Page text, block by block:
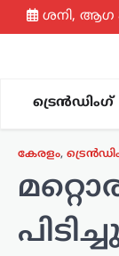
Skip
to
ശനി, ആഗ
ട്രെൻഡിംഗ്
കേരളം,